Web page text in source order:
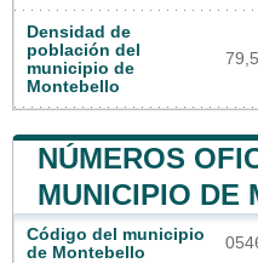
Densidad de
población del
municipio de
Montebello
NÚMEROS
MUNICIPIO DE
Código del municipio
de Montebello